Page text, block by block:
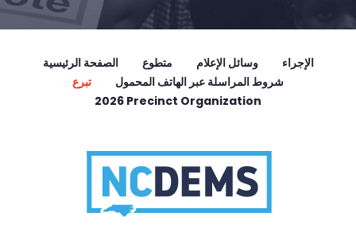
الصفحة الرئيسية متطوع وسائل الإعلام
الإجراء
تبرع
شروط المراسلة عبر الهاتف المحمول
2026 Precinct Organization